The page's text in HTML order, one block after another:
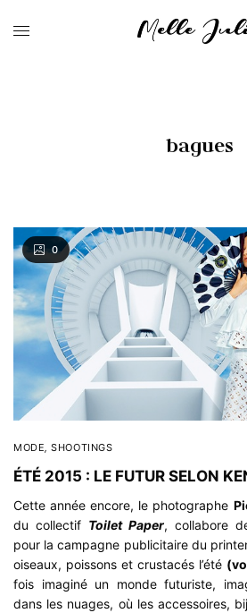
bagues
0
MODE,SHOOTINGS
ÉTÉ 2015 : LE FUTUR SELON
Cette année encore, le photographe
du collectif Toilet Paper, collabore
pour la campagne publicitaire du
oiseaux, poissons et crustacés l’été
fois imaginé un monde futuriste,
dans les nuages, où les accessoires,